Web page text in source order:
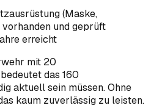
(Maske,
und geprüft
erreicht
mit 20
das 160
aktuell sein müssen. Ohne
kaum zuverlässig zu leisten.